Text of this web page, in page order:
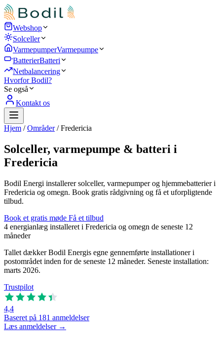
Webshop
Solceller
VarmepumperVarmepumpe
BatterierBatteri
Netbalancering
Hvorfor Bodil?
Se også
Kontakt os
Hjem / Områder / Fredericia
Solceller, varmepumpe & batteri i
Fredericia
Bodil Energi installerer solceller, varmepumper og hjemmebatterier i
Fredericia og omegn. Book gratis rådgivning og få et uforpligtende
tilbud.
Book et gratis møde Få et tilbud
4 energianlæg installeret i Fredericia og omegn de seneste 12
måneder
Tallet dækker Bodil Energis egne gennemførte installationer i
postområdet inden for de seneste 12 måneder. Seneste installation:
marts 2026.
Trustpilot
4,4
Baseret på 181 anmeldelser
Læs anmeldelser →